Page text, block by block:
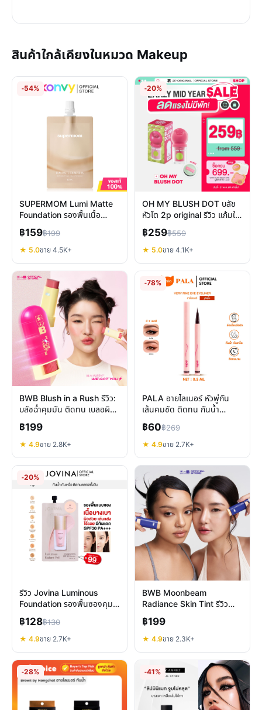
สินค้าใกล้เคียงในหมวด Makeup
-54%
SUPERMOM Lumi Matte
Foundation รองพื้นเนื้อ
บางเบา ปกปิดดีติดทนตลอดวัน
฿159฿199
★ 5.0ขาย 4.5K+
-20%
OH MY BLUSH DOT บลัช
หัวโต 2p original รีวิว แก้มใส
ติดทน 12 ชม.
฿259฿559
★ 5.0ขาย 4.1K+
BWB Blush in a Rush รีวิว:
บลัชฉ่ำคุมมัน ติดทน เบลอผิว
สวยเร่งด่วน
฿199
★ 4.9ขาย 2.8K+
-78%
PALA อายไลเนอร์ หัวพู่กัน
เส้นคมชัด ติดทน กันน้ำ
แบรนด์ไทย คุ้มค่า?
฿60฿269
★ 4.9ขาย 2.7K+
-20%
รีวิว Jovina Luminous
Foundation รองพื้นซองคุม
มัน ปกปิดเนียน SPF30
฿128฿130
★ 4.9ขาย 2.7K+
BWB Moonbeam
Radiance Skin Tint รีวิว
สกินทินต์ผิวสวยไว เบลอรูขุม
ขน คุมมัน
฿199
★ 4.9ขาย 2.3K+
-28% -41%